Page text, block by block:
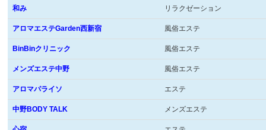
和み リラクゼーション
アロマエステGarden西新宿 風俗エステ
BinBinクリニック 風俗エステ
メンズエステ中野 風俗エステ
アロマパライソ エステ
中野BODY TALK メンズエステ